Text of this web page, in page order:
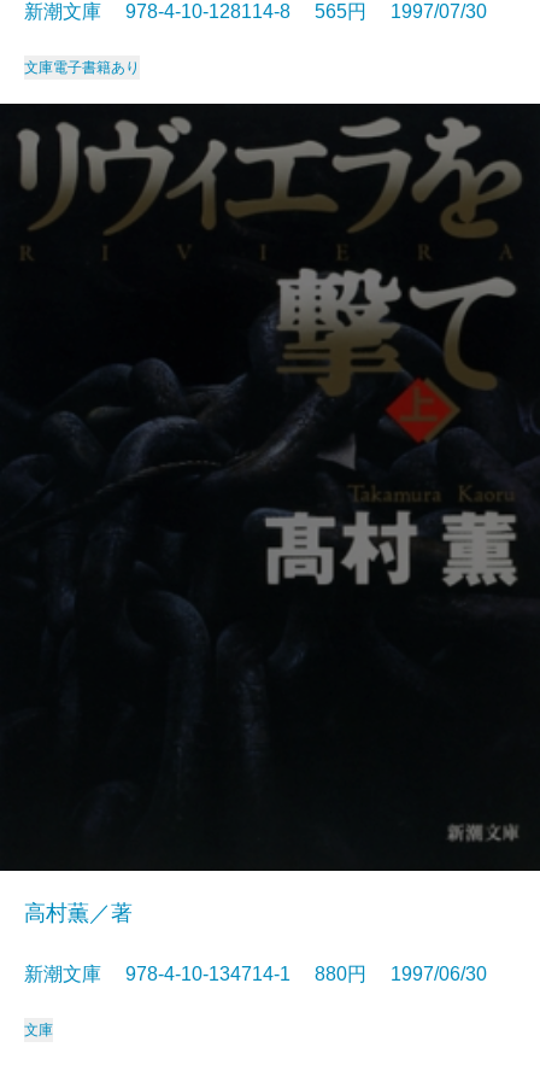
新潮文庫 978-4-10-128114-8 565円 1997/07/30
文庫電子書籍あり
高村薫／著
新潮文庫 978-4-10-134714-1 880円 1997/06/30
文庫